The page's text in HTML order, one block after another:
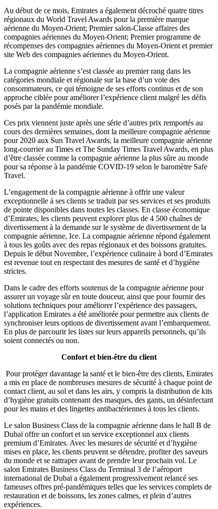
Au début de ce mois, Emirates a également décroché quatre titres
régionaux du World Travel Awards pour la première marque
aérienne du Moyen-Orient; Premier salon-Classe affaires des
compagnies aériennes du Moyen-Orient; Premier programme de
récompenses des compagnies aériennes du Moyen-Orient et premier
site Web des compagnies aériennes du Moyen-Orient.
La compagnie aérienne s’est classée au premier rang dans les
catégories mondiale et régionale sur la base d’un vote des
consommateurs, ce qui témoigne de ses efforts continus et de son
approche ciblée pour améliorer l’expérience client malgré les défis
posés par la pandémie mondiale.
Ces prix viennent juste après une série d’autres prix remportés au
cours des dernières semaines, dont la meilleure compagnie aérienne
pour 2020 aux Sun Travel Awards, la meilleure compagnie aérienne
long-courrier au Times et The Sunday Times Travel Awards, en plus
d’être classée comme la compagnie aérienne la plus sûre au monde
pour sa réponse à la pandémie COVID-19 selon le baromètre Safe
Travel.
L’engagement de la compagnie aérienne à offrir une valeur
exceptionnelle à ses clients se traduit par ses services et ses produits
de pointe disponibles dans toutes les classes. En classe économique
d’Emirates, les clients peuvent explorer plus de 4 500 chaînes de
divertissement à la demande sur le système de divertissement de la
compagnie aérienne, Ice. La compagnie aérienne répond également
à tous les goûts avec des repas régionaux et des boissons gratuites.
Depuis le début Novembre, l’expérience culinaire à bord d’Emirates
est revenue tout en respectant des mesures de santé et d’hygiène
strictes.
Dans le cadre des efforts soutenus de la compagnie aérienne pour
assurer un voyage sûr en toute douceur, ainsi que pour fournir des
solutions techniques pour améliorer l’expérience des passagers,
l’application Emirates a été améliorée pour permettre aux clients de
synchroniser leurs options de divertissement avant l’embarquement.
En plus de parcourir les listes sur leurs appareils personnels, qu’ils
soient connectés ou non.
Confort et bien-être du client
Pour protéger davantage la santé et le bien-être des clients, Emirates
a mis en place de nombreuses mesures de sécurité à chaque point de
contact client, au sol et dans les airs, y compris la distribution de kits
d’hygiène gratuits contenant des masques, des gants, un désinfectant
pour les mains et des lingettes antibactériennes à tous les clients.
Le salon Business Class de la compagnie aérienne dans le hall B de
Dubaï offre un confort et un service exceptionnel aux clients
premium d’Emirates. Avec les mesures de sécurité et d’hygiène
mises en place, les clients peuvent se détendre, profiter des saveurs
du monde et se rattraper avant de prendre leur prochain vol. Le
salon Emirates Business Class du Terminal 3 de l’aéroport
international de Dubaï a également progressivement relancé ses
fameuses offres pré-pandémiques telles que les services complets de
restauration et de boissons, les zones calmes, et plein d’autres
expériences.